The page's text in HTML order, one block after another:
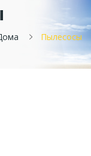
Пылесосы